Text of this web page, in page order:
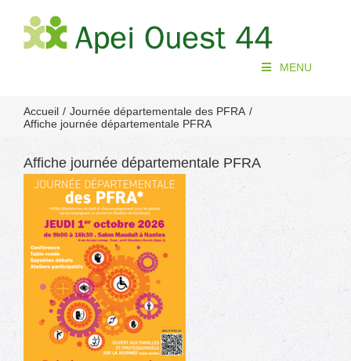
contenu
MENU
Accueil
Journée départementale des PFRA
Affiche journée départementale PFRA
Affiche journée départementale PFRA